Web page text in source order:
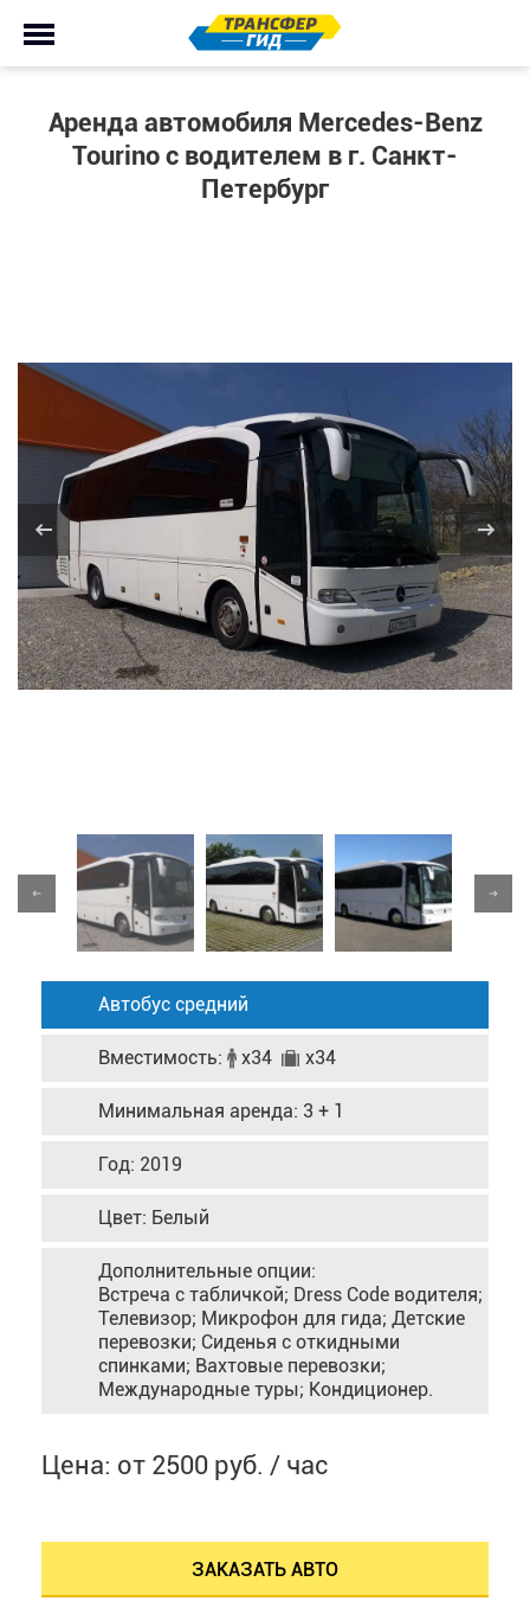
Аренда автомобиля Mercedes-Benz
Tourino с водителем в г. Санкт-
Петербург
Автобус средний
Вместимость: x34 x34
Минимальная аренда: 3 + 1
Год: 2019
Цвет: Белый
Дополнительные опции:
Встреча с табличкой; Dress Code водителя;
Телевизор; Микрофон для гида; Детские
перевозки; Сиденья с откидными
спинками; Вахтовые перевозки;
Международные туры; Кондиционер.
Цена: от 2500 руб. / час
ЗАКАЗАТЬ АВТО